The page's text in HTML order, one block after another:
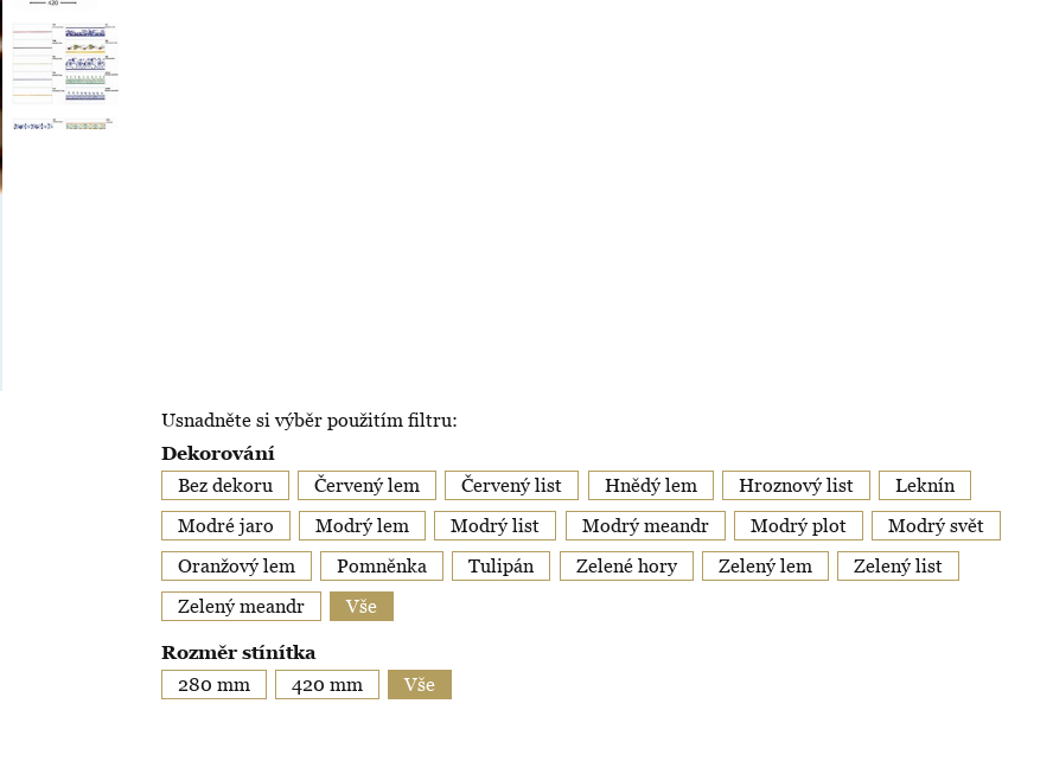
Usnadněte si výběr použitím filtru:
Dekorování
Bez dekoru
Červený lem Červený list Hnědý lem Hroznový list
Leknín
Modré jaro
Modrý lem Modrý list Modrý meandr Modrý plot
Modrý svět
Oranžový lem
Pomněnka Tulipán Zelené hory Zelený lem
Zelený list
Zelený meandr
Vše
Rozměr stínítka
280 mm
420 mm Vše